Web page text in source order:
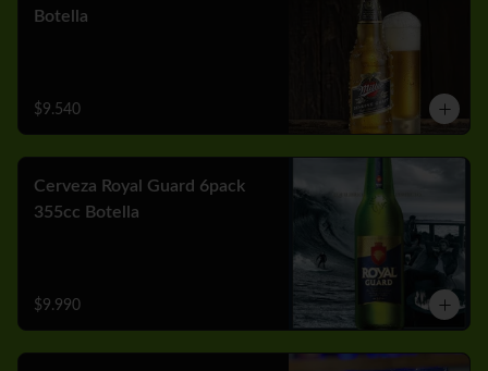
Botella
$9.540
Cerveza Royal Guard 6pack
355cc Botella
$9.990